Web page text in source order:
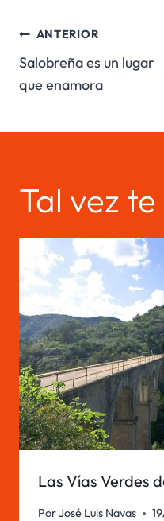
entrada:
de
ANTERIOR
Salobreña es un lugar
que enamora
Tal vez
Las Vías Verdes
PorJosé Luis Navas